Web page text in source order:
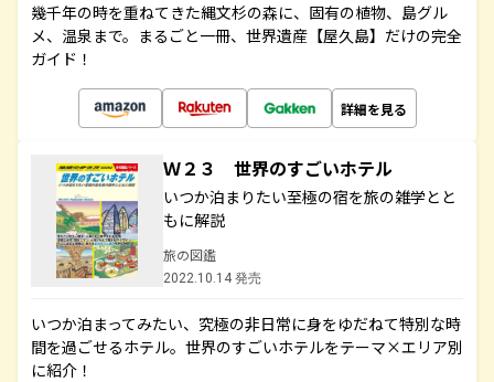
幾千年の時を重ねてきた縄文杉の森に、固有の植物、島グル
メ、温泉まで。まるごと一冊、世界遺産【屋久島】だけの完全
ガイド！
詳細を見る
Ｗ２３ 世界のすごいホテル
いつか泊まりたい至極の宿を旅の雑学とと
もに解説
旅の図鑑
2022.10.14 発売
いつか泊まってみたい、究極の非日常に身をゆだねて特別な時
間を過ごせるホテル。世界のすごいホテルをテーマ×エリア別
に紹介！